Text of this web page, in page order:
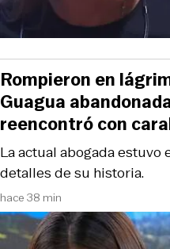
hace 38 min
La actual abogada estuvo
detalles de su historia.
Rompieron en
Guagua
reencontró con